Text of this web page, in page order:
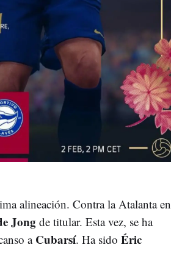
alineación. Contra la Atalanta en
Jongde titular. Esta vez, se ha
aCubarsí. Ha sido Éric